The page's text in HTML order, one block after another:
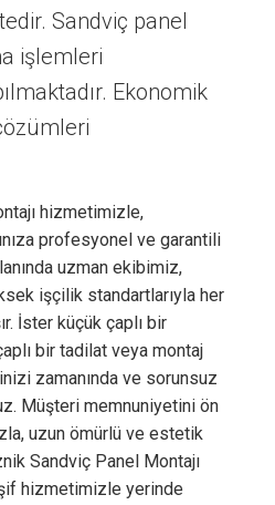
Sandviç panel
işlemleri
Ekonomik
hizmetimizle,
profesyonel ve garantili
uzman ekibimiz,
işçilik standartlarıyla her
İster küçük çaplı bir
bir tadilat veya montaj
zamanında ve sorunsuz
Müşteri memnuniyetini ön
uzun ömürlü ve estetik
Sandviç Panel Montajı
hizmetimizle yerinde